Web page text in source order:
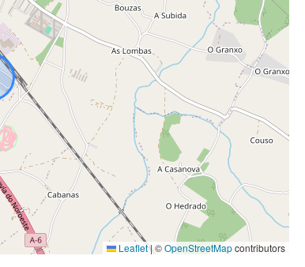
Leaflet|©OpenStreetMapcontributors